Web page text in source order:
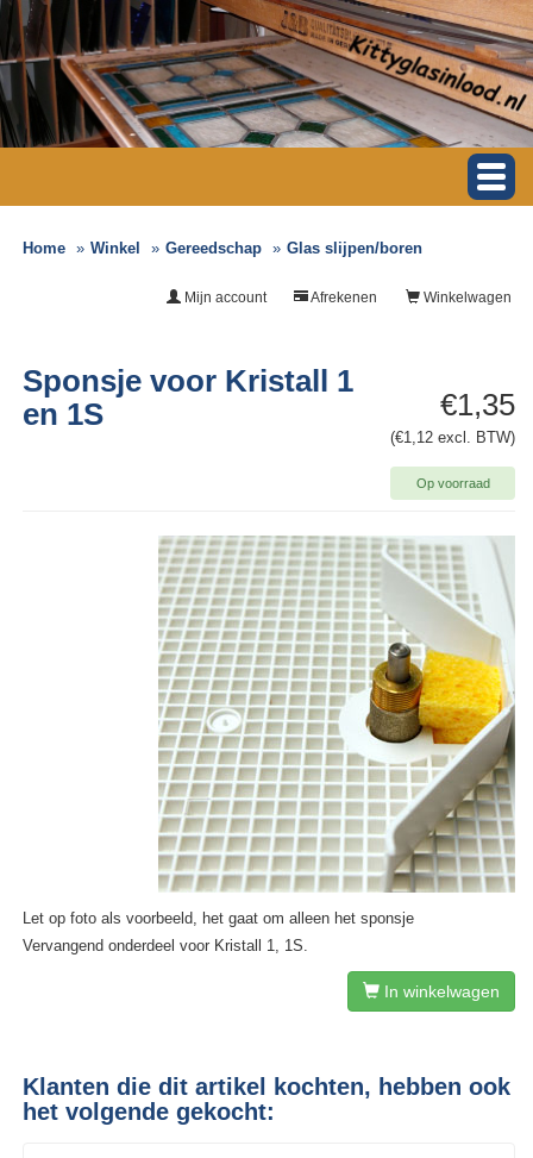
Home Winkel Gereedschap Glas slijpen/boren
Winkelwagen
Afrekenen
Mijn account
€1,35
(€1,12 excl. BTW)
Op voorraad
Sponsje voor Kristall 1
en 1S
Let op foto als voorbeeld, het gaat om alleen het sponsje
Vervangend onderdeel voor Kristall 1, 1S.
In winkelwagen
Klanten die dit artikel kochten, hebben ook
het volgende gekocht: